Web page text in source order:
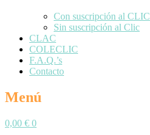
Con suscripción al CLIC
Sin suscripción al Clic
CLAC
COLECLIC
F.A.Q.’s
Contacto
Menú
0,00 € 0